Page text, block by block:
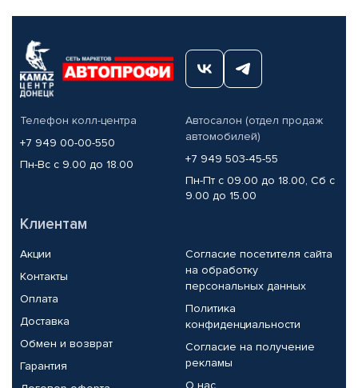
Телефон колл-центра
+7 949 00-00-550
Пн-Вс с 9.00 до 18.00
Автосалон (отдел продаж
автомобилей)
+7 949 503-45-55
Пн-Пт с 09.00 до 18.00, Сб с
9.00 до 15.00
Клиентам
Акции
Контакты
Оплата
Доставка
Обмен и возврат
Гарантия
Согласие посетителя сайта
на обработку
персональных данных
Политика
конфиденциальности
Согласие на получение
рекламы
О нас